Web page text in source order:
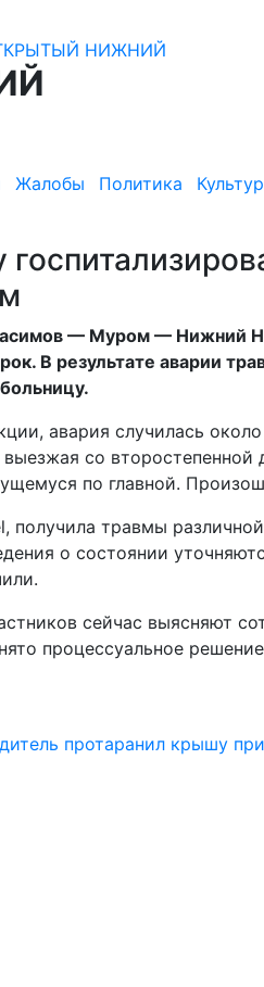
Жалобы Политика
— Муром — Нижний
В результате аварии
авария случилась
со второстепенной
по главной.
получила травмы
о состоянии
сейчас выясняют
процессуальное
протаранил крышу